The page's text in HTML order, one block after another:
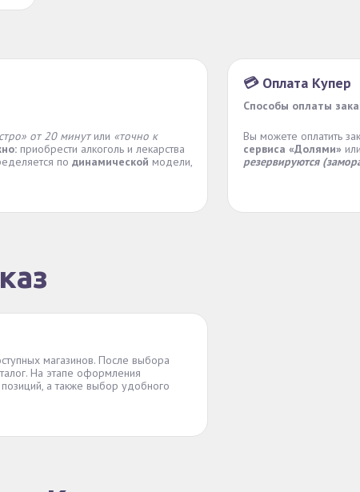
от 20 минутили «точно к
приобрести алкоголь и лекарства
по динамической модели,
💳 Оплата Купер
Способы оплаты
Вы можете оплатить
сервиса «Долями» или
резервируются
магазинов. После выбора
На этапе оформления
позиций, а также выбор удобного